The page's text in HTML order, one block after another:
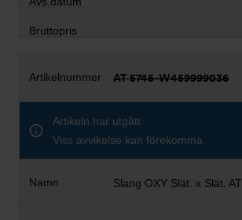
AT 5745-W459999036
Artikeln har utgått
Viss avvikelse kan förekomma
Slang OXY Slät. x Slät. AT